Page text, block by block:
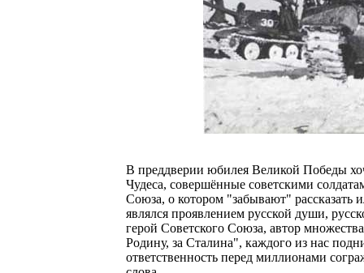
В преддверии юбилея Великой Победы
Чудеса, совершённые советскими
Союза, о котором "забывают" рассказать
являлся проявлением русской души,
герой Советского Союза, автор
Родину, за Сталина", каждого из нас
ответственность перед миллионами